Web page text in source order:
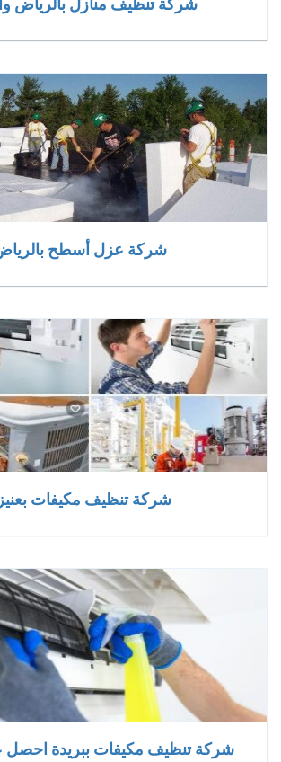
شركة تنظيف منازل بالرياض
شركة عزل أسطح
شركة تنظيف مكيفات
شركة تنظيف مكيفات ببريدة